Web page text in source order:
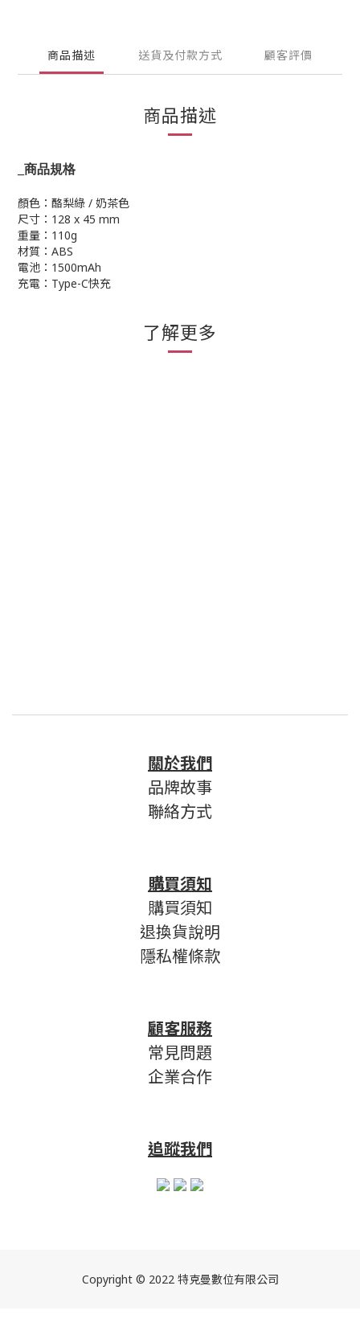
商品描述 送貨及付款方式 顧客評價
商品描述
商品規格
顏色：酪梨綠 / 奶茶色
尺寸：128 x 45 mm
重量：110g
材質：ABS
電池：1500mAh
充電：Type-C快充
了解更多
關於我們
品牌故事
聯絡方式
購買須知
購買須知
退換貨說明
隱私權條款
顧客服務
常見問題
企業合作
追蹤我們
Copyright © 2022 特克曼數位有限公司